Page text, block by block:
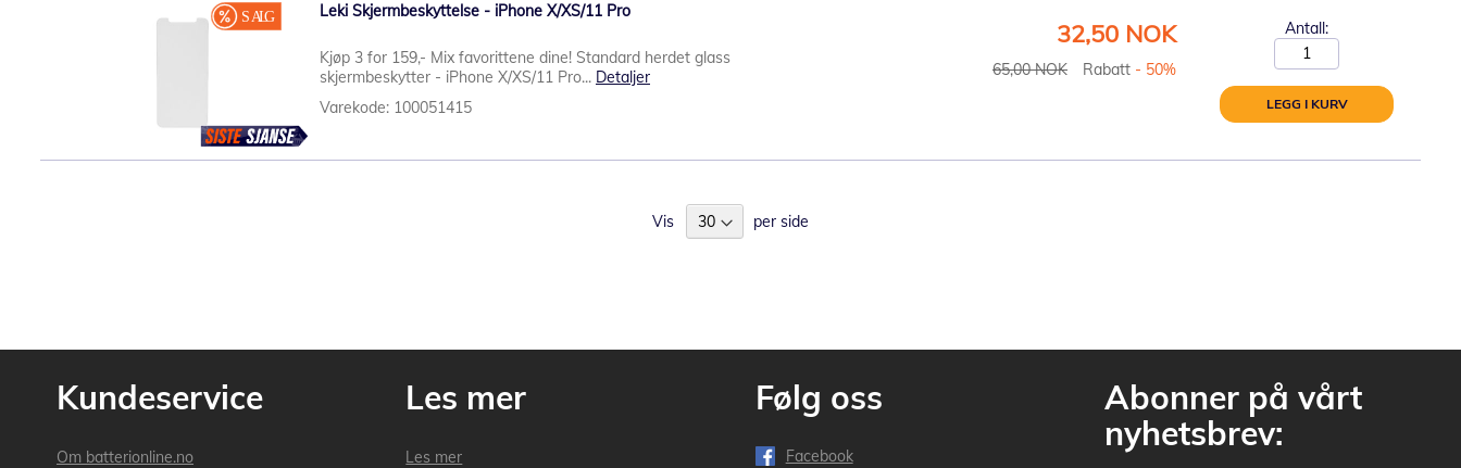
Leki Skjermbeskyttelse - iPhone X/XS/11 Pro
Kjøp 3 for 159,- Mix favorittene dine! Standard herdet glass
skjermbeskytter - iPhone X/XS/11 Pro... Detaljer
Varekode: 100051415
65,00 NOK Rabatt - 50%
Spesialpris
32,50 NOK Antall:
LEGG I KURV
Vis per side
Kundeservice
Om batterionline.no
Les mer
Les mer
Følg oss
Facebook
Abonner på vårt
nyhetsbrev: